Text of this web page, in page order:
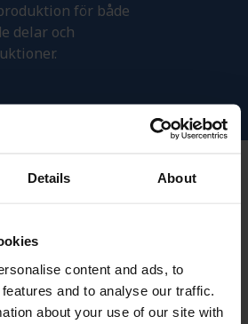
Details About
content and ads, to
and to analyse our traffic.
about your use of our site with
för både
delar och
- DET ÄR ENKELT
fil för en kostnadsfri offert,
rekommendationer.